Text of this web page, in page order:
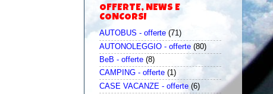
OFFERTE, NEWS E
CONCORSI
AUTOBUS - offerte (71)
AUTONOLEGGIO - offerte (80)
BeB - offerte (8)
CAMPING - offerte (1)
CASE VACANZE - offerte (6)